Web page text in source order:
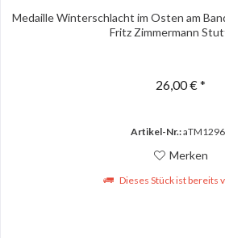
Medaille Winterschlacht im Osten am
Fritz Zimmermann
26,00 € *
Artikel-Nr.:
Merken
Dieses Stück ist bereits